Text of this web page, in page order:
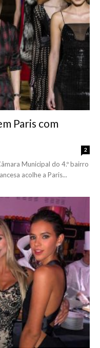
Paris com
2
Municipal do 4.º bairro
acolhe a Paris...